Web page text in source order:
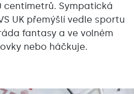
centimetrů. Sympatická
UK přemýšlí vedle sportu
fantasy a ve volném
nebo háčkuje.